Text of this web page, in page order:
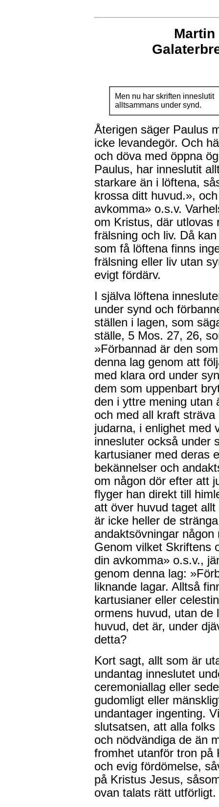
Men nu har skriften inneslutit
alltsammans under synd.
Återigen säger Paulus
icke levandegör. Och
och döva med öppna
Paulus, har inneslutit
starkare än i löftena,
krossa ditt huvud.»,
avkomma» o.s.v.
om Kristus, där utlovas
frälsning och liv. Då
som få löftena finns
frälsning eller liv utan
evigt fördärv.
I själva löftena
under synd och
ställen i lagen, som
ställe, 5 Mos. 27, 26,
»Förbannad är den
denna lag genom att
med klara ord under
dem som uppenbart
den i yttre mening utan
och med all kraft
judarna, i enlighet med
innesluter också under
kartusianer med deras
bekännelser och
om någon dör efter att
flyger han direkt till
att över huvud taget
är icke heller de
andaktsövningar
Genom vilket Skriftens
din avkomma» o.s.v.,
genom denna lag:
liknande lagar. Alltså
kartusianer eller
ormens huvud, utan de
huvud, det är, under
detta?
Kort sagt, allt som är
undantag inneslutet
ceremoniallag eller
gudomligt eller
undantager ingenting.
slutsatsen, att alla
och nödvändiga de än
fromhet utanför tron på
och evig fördömelse,
på Kristus Jesus,
ovan talats rätt utförligt.